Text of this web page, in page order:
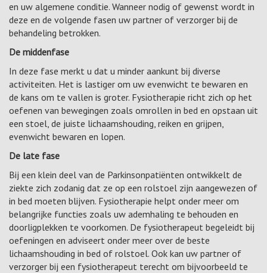
en uw algemene conditie. Wanneer nodig of gewenst wordt in
deze en de volgende fasen uw partner of verzorger bij de
behandeling betrokken.
De middenfase
In deze fase merkt u dat u minder aankunt bij diverse
activiteiten. Het is lastiger om uw evenwicht te bewaren en
de kans om te vallen is groter. Fysiotherapie richt zich op het
oefenen van bewegingen zoals omrollen in bed en opstaan uit
een stoel, de juiste lichaamshouding, reiken en grijpen,
evenwicht bewaren en lopen.
De late fase
Bij een klein deel van de Parkinsonpatiënten ontwikkelt de
ziekte zich zodanig dat ze op een rolstoel zijn aangewezen of
in bed moeten blijven. Fysiotherapie helpt onder meer om
belangrijke functies zoals uw ademhaling te behouden en
doorligplekken te voorkomen. De fysiotherapeut begeleidt bij
oefeningen en adviseert onder meer over de beste
lichaamshouding in bed of rolstoel. Ook kan uw partner of
verzorger bij een fysiotherapeut terecht om bijvoorbeeld te